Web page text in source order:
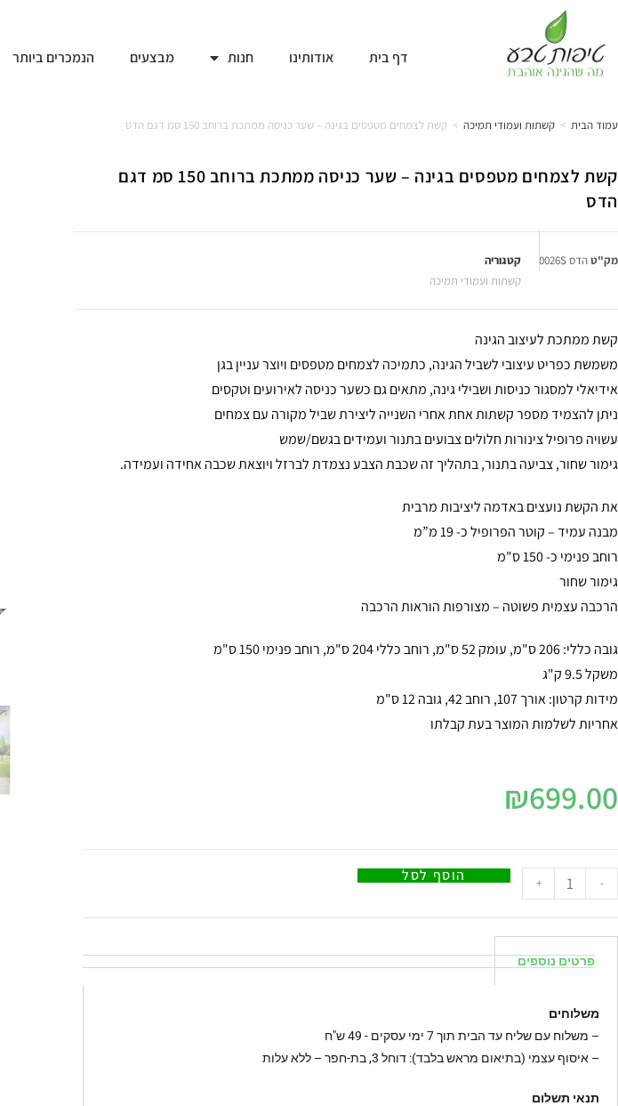
דף בית אודותינו חנות מבצעים הנמכרים ביותר
עמוד הבית > קשתות ועמודי תמיכה > קשת לצמחים מטפסים בגינה – שער כניסה ממתכת ברוחב 150 סמ דגם הדס
קשת לצמחים מטפסים בגינה – שער כניסה ממתכת ברוחב 150 סמ דגם
הדס
מק"טהדס 0026S
קטגוריה
קשתות ועמודי תמיכה
קשת ממתכת לעיצוב הגינה
משמשת כפריט עיצובי לשביל הגינה, כתמיכה לצמחים מטפסים ויוצר עניין בגן
אידיאלי למסגור כניסות ושבילי גינה, מתאים גם כשער כניסה לאירועים וטקסים
ניתן להצמיד מספר קשתות אחת אחרי השנייה ליצירת שביל מקורה עם צמחים
עשויה פרופיל צינורות חלולים צבועים בתנור ועמידים בגשם/שמש
גימור שחור, צביעה בתנור, בתהליך זה שכבת הצבע נצמדת לברזל ויוצאת שכבה אחידה ועמידה.
את הקשת נועצים באדמה ליציבות מרבית
מבנה עמיד – קוטר הפרופיל כ- 19 מ”מ
רוחב פנימי כ- 150 ס"מ
גימור שחור
הרכבה עצמית פשוטה – מצורפות הוראות הרכבה
גובה כללי: 206 ס"מ, עומק 52 ס"מ, רוחב כללי 204 ס"מ, רוחב פנימי 150 ס"מ
משקל 9.5 ק"ג
מידות קרטון: אורך 107, רוחב 42, גובה 12 ס"מ
אחריות לשלמות המוצר בעת קבלתו
₪699.00
-
+ הוסף לסל
פרטים נוספים
משלוחים
– משלוח עם שליח עד הבית תוך 7 ימי עסקים - 49 ש"ח
– איסוף עצמי (בתיאום מראש בלבד): דוחל 3, בת-חפר – ללא עלות
תנאי תשלום